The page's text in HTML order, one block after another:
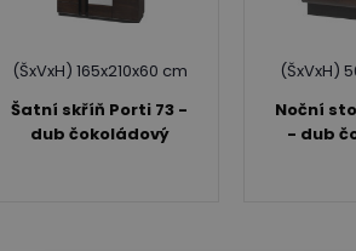
(ŠxVxH) 165x210x60 cm
Šatní skříň Porti 73 -
dub čokoládový
(ŠxVxH)
Noční
- dub